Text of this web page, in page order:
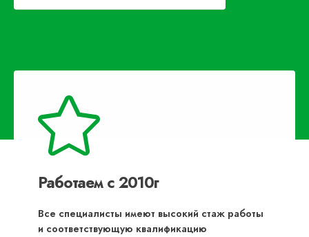
Работаем с 2010г
Все специалисты имеют высокий стаж работы
и соответствующую квалификацию